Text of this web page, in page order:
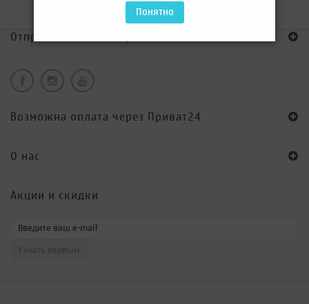
Понятно
Отправка по всей Украине!
Возможна оплата через Приват24
O нас
Акции и скидки